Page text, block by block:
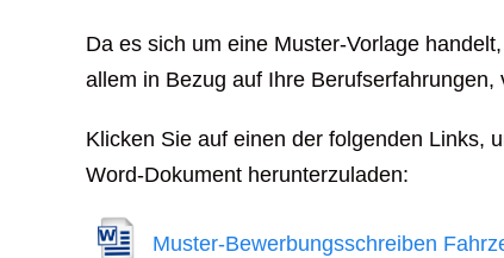
Da es sich um eine Muster-Vorlage
allem in Bezug auf Ihre Berufserfahrungen,
Klicken Sie auf einen der folgenden Links,
Word-Dokument herunterzuladen:
Muster-Bewerbungsschreiben